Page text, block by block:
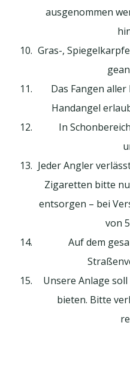
ausgenommen
Gras-,
Das Fangen
Handangel
In
Jeder Angler
Zigaretten bitte
entsorgen – bei
von
Auf dem
Unsere Anlage
bieten. Bitte